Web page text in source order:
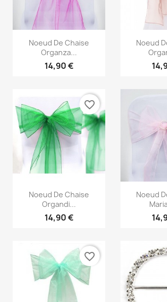
Aperçu rapide
Noeud De Chaise
Organza...
14,90 €

Noeud
Aperçu rapide
Noeud De Chaise
Organdi...
14,90 €
favorite_border

Noeud
favorite_border